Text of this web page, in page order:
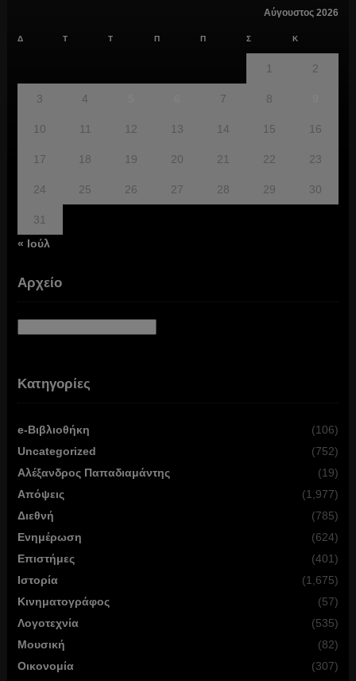
Αύγουστος 2026
Δ Τ Τ Π Π Σ Κ
1 2
3 4 7 8
10 11 12 13 14 15 16
17 18 19 20 21 22 23
24 25 26 27 28 29 30
31
« Ιούλ
Αρχείο
Κατηγορίες
e-Βιβλιοθήκη
(106)
Uncategorized
(752)
Αλέξανδρος Παπαδιαμάντης
(19)
Απόψεις
(1,977)
Διεθνή
(785)
Ενημέρωση
(624)
Επιστήμες
(401)
Ιστορία
(1,675)
Κινηματογράφος
(57)
Λογοτεχνία
(535)
Μουσική
(82)
Οικονομία
(307)